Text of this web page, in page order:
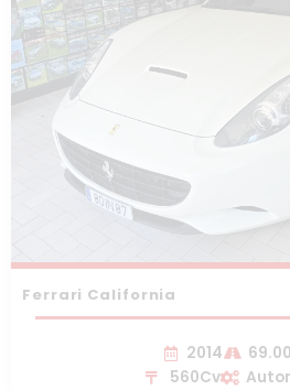
Ferrari California
2014
560Cv